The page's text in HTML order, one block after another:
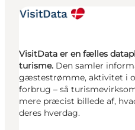
VisitData er en fælles
turisme. Den samler
gæstestrømme, aktivitet i
forbrug – så
mere præcist billede af,
deres hverdag.